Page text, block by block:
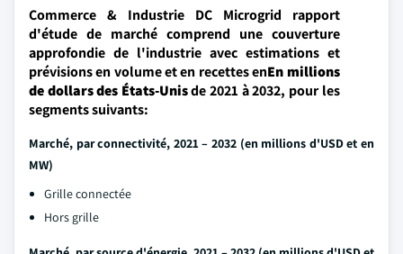
Commerce & Industrie DC Microgrid rapport
d'étude de marché comprend une couverture
approfondie de l'industrie avec estimations et
prévisions en volume et en recettes enEn millions
de dollars des États-Unisde 2021 à 2032, pour les
segments suivants:
Marché, par connectivité, 2021 – 2032 (en millions d'USD et en
MW)
Grille connectée
Hors grille